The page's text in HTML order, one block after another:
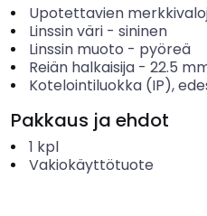
Upotettavien
Linssin väri- sininen
Linssin muoto - pyöreä
Reiän halkaisija- 22.5
Kotelointiluokka (IP),
Pakkaus ja ehdot
1 kpl
Vakiokäyttötuote